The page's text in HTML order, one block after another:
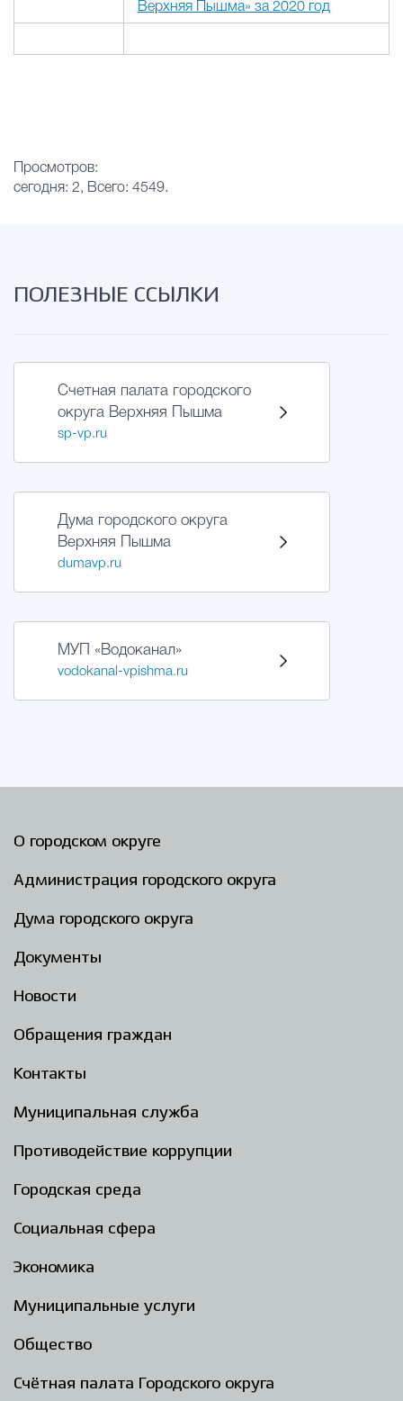
Верхняя Пышма» за 2020 год
Просмотров:
сегодня: 2, Всего: 4549.
ПОЛЕЗНЫЕ ССЫЛКИ
Счетная палата городского
округа Верхняя Пышма
sp-vp.ru
Дума городского округа
Верхняя Пышма
dumavp.ru
МУП «Водоканал»
vodokanal-vpishma.ru
О городском округе
Администрация городского округа
Дума городского округа
Документы
Новости
Обращения граждан
Контакты
Муниципальная служба
Противодействие коррупции
Городская среда
Социальная сфера
Экономика
Муниципальные услуги
Общество
Счётная палата Городского округа